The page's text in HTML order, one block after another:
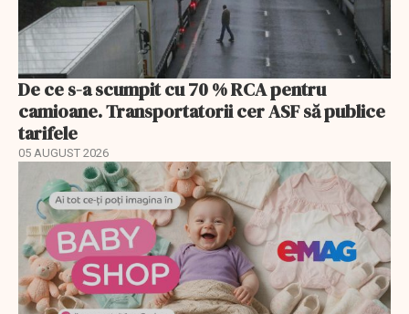
De ce s-a scumpit cu 70 % RCA pentru
camioane. Transportatorii cer ASF să publice
tarifele
05 AUGUST 2026